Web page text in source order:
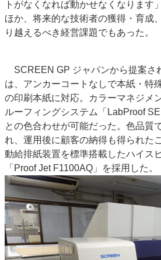
トがなくなれば動かせなくなります
ほか、将来的な技術者の獲得・育成
り越えるべき経営課題でもあった。
SCREEN GP ジャパンから提案さ
は、アンカーコートなしで本紙・特
の印刷本紙に対応。カラーマネジメ
ルーフィングシステム「LabProof
との色合わせが可能だった。色品質
れ、運用後に顧客の納得も得られた
動給排紙装置を標準搭載したハイス
「Proof Jet F1100AQ」を採用した